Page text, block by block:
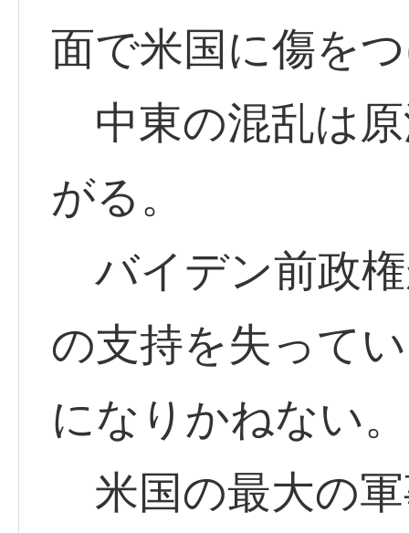
面で米国に傷を
中東の混乱は
がる。
バイデン前政
の支持を失って
になりかねない。
米国の最大の軍